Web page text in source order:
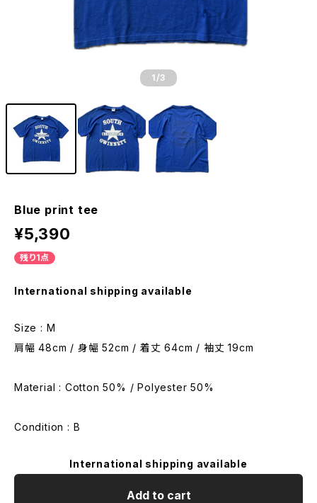
1 /3
Blue print tee
¥5,390
残り1点
International shipping available
Size : M
肩幅 48cm / 身幅 52cm / 着丈 64cm / 袖丈 19cm
Material : Cotton 50% / Polyester 50%
Condition : B
International shipping available
Add to cart